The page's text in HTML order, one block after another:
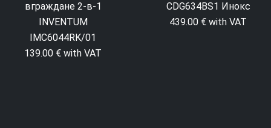
вграждане 2-в-1
INVENTUM
IMC6044RK/01
139.00 € with VAT
CDG634BS1 Инокс
439.00 € with VAT